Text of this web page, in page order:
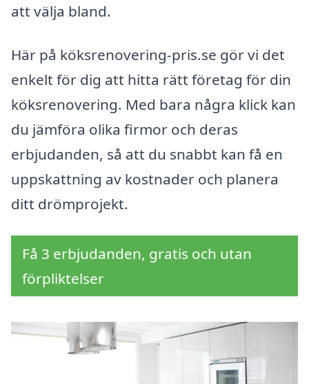
att välja bland.
Här på köksrenovering-pris.se gör vi det
enkelt för dig att hitta rätt företag för din
köksrenovering. Med bara några klick kan
du jämföra olika firmor och deras
erbjudanden, så att du snabbt kan få en
uppskattning av kostnader och planera
ditt drömprojekt.
Få 3 erbjudanden, gratis och utan
förpliktelser